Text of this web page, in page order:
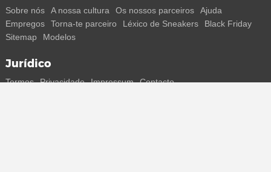
Sobre nós A nossa cultura Os nossos parceiros
Ajuda
Empregos
Torna-te parceiro Léxico de Sneakers
Black Friday
Sitemap
Modelos
Jurídico
Termos Privacidade Impressum Contacto